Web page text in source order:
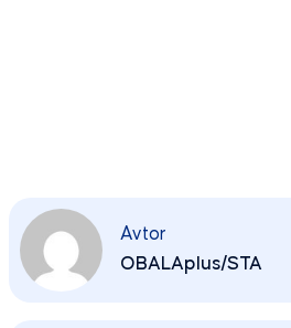
Avtor
OBALAplus/STA